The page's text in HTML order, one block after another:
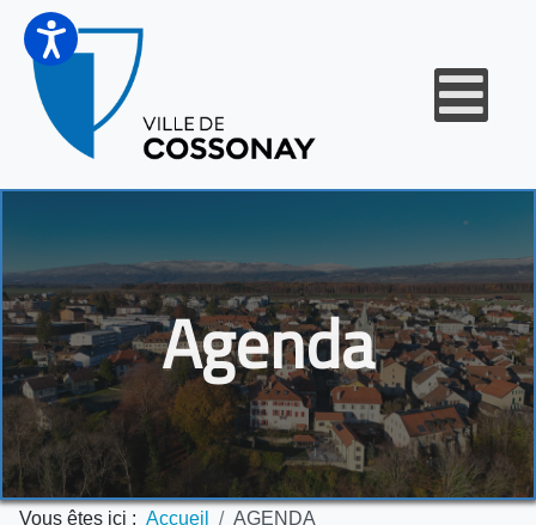
Agenda
Vous êtes ici : Accueil AGENDA